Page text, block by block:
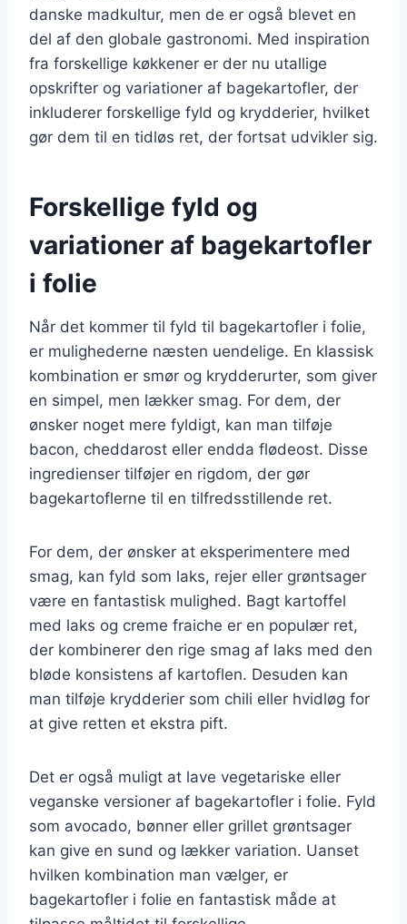
danske madkultur, men de er også blevet en
del af den globale gastronomi. Med inspiration
fra forskellige køkkener er der nu utallige
opskrifter og variationer af bagekartofler, der
inkluderer forskellige fyld og krydderier, hvilket
gør dem til en tidløs ret, der fortsat udvikler sig.
Forskellige fyld og
variationer af bagekartofler
i folie
Når det kommer til fyld til bagekartofler i folie,
er mulighederne næsten uendelige. En klassisk
kombination er smør og krydderurter, som giver
en simpel, men lækker smag. For dem, der
ønsker noget mere fyldigt, kan man tilføje
bacon, cheddarost eller endda flødeost. Disse
ingredienser tilføjer en rigdom, der gør
bagekartoflerne til en tilfredsstillende ret.
For dem, der ønsker at eksperimentere med
smag, kan fyld som laks, rejer eller grøntsager
være en fantastisk mulighed. Bagt kartoffel
med laks og creme fraiche er en populær ret,
der kombinerer den rige smag af laks med den
bløde konsistens af kartoflen. Desuden kan
man tilføje krydderier som chili eller hvidløg for
at give retten et ekstra pift.
Det er også muligt at lave vegetariske eller
veganske versioner af bagekartofler i folie. Fyld
som avocado, bønner eller grillet grøntsager
kan give en sund og lækker variation. Uanset
hvilken kombination man vælger, er
bagekartofler i folie en fantastisk måde at